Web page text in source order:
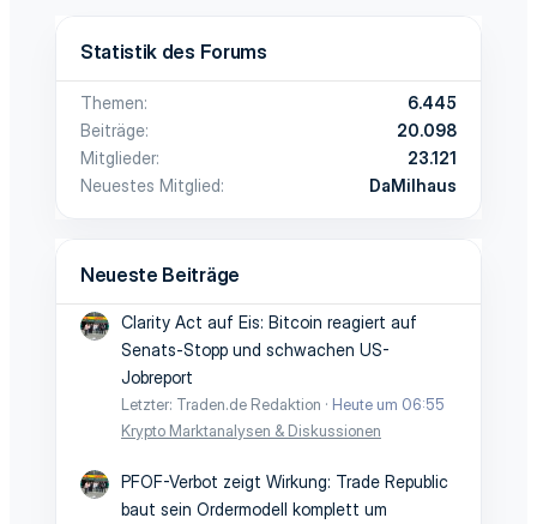
Statistik des Forums
Themen
6.445
Beiträge
20.098
Mitglieder
23.121
Neuestes Mitglied
DaMilhaus
Neueste Beiträge
Clarity Act auf Eis: Bitcoin reagiert auf
Senats-Stopp und schwachen US-
Jobreport
Letzter: Traden.de Redaktion
Heute um 06:55
Krypto Marktanalysen & Diskussionen
PFOF-Verbot zeigt Wirkung: Trade Republic
baut sein Ordermodell komplett um